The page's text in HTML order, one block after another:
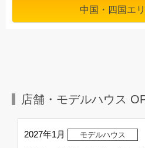
全部叶う家、はじまる。
とにかく価格重視のお客様必見！「
中国・四国エ
店舗・モデルハウス
2027年1月 モデルハウス